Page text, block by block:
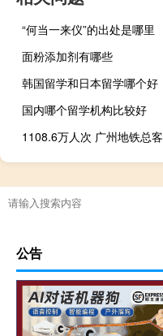
“何当一来仪”的出处是哪里
面粉添加剂有哪些
韩国留学和日本留学哪个好
国内哪个留学机构比较好
公告